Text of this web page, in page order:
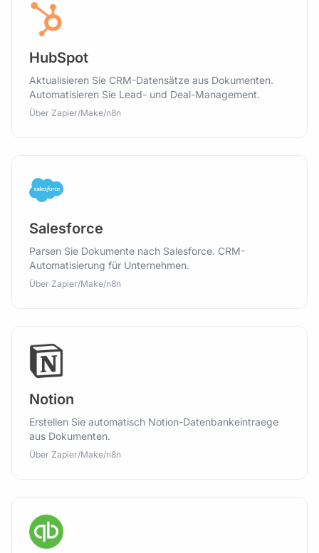
HubSpot
Aktualisieren Sie CRM-Datensätze aus Dokumenten.
Automatisieren Sie Lead- und Deal-Management.
Über Zapier/Make/n8n
Salesforce
Parsen Sie Dokumente nach Salesforce. CRM-
Automatisierung für Unternehmen.
Über Zapier/Make/n8n
Notion
Erstellen Sie automatisch Notion-Datenbankeintraege
aus Dokumenten.
Über Zapier/Make/n8n